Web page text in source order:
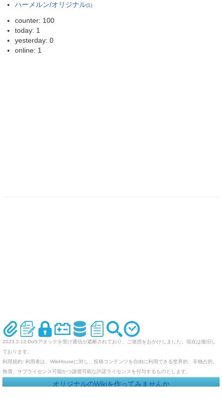
ハーメルン/オリジナル(1)
counter: 100
today: 1
yesterday: 0
online: 1
2023.3.12 DoSアタックを受け通信が遮断されており、ご迷惑をおかけしました。現在は復旧し
ております。
利用規約: 利用者は、WikiHouseに対し、投稿コンテンツを自由に利用できる世界的、非独占的、
無償、サブライセンス可能かつ譲渡可能な許諾ライセンスを付与するものとします。
オリジナルのWikiを作ってみませんか